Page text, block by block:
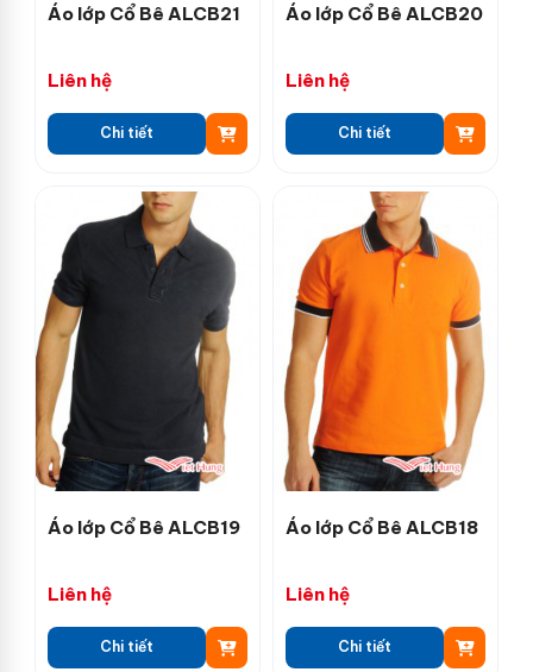
Áo lớp Cổ Bê ALCB21
Liên hệ
Chi tiết
Áo lớp Cổ Bê ALCB20
Liên hệ
Chi tiết
Áo lớp Cổ Bê ALCB19
Liên hệ
Chi tiết
Áo lớp Cổ Bê ALCB18
Liên hệ
Chi tiết